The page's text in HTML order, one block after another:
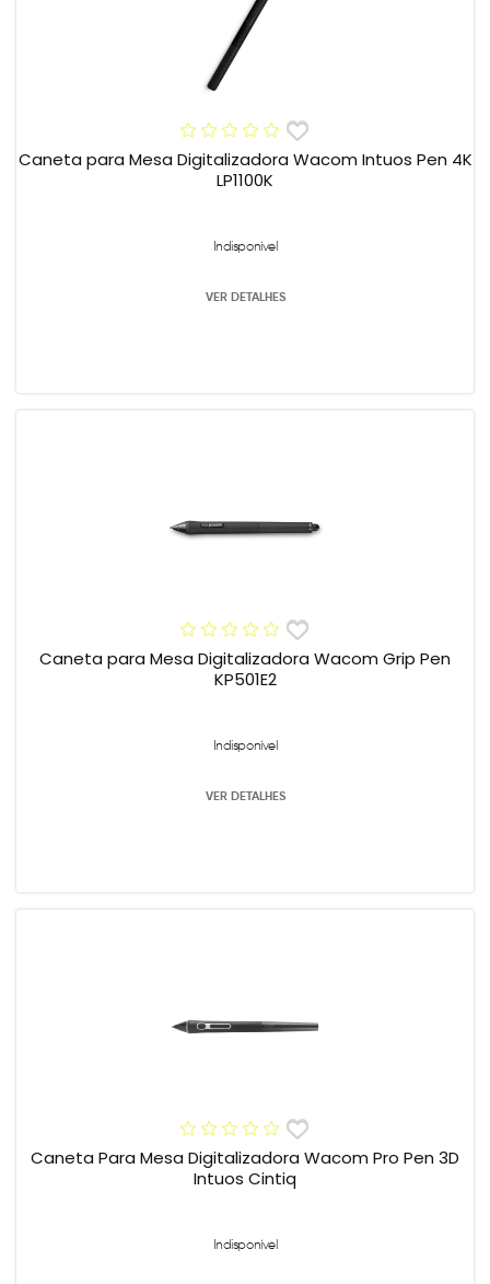
Caneta para Mesa Digitalizadora Wacom Intuos Pen 4K
LP1100K
Indisponível
VER DETALHES
Caneta para Mesa Digitalizadora Wacom Grip Pen
KP501E2
Indisponível
VER DETALHES
Caneta Para Mesa Digitalizadora Wacom Pro Pen 3D
Intuos Cintiq
Indisponível